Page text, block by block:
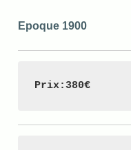
Epoque 1900
Prix:380€